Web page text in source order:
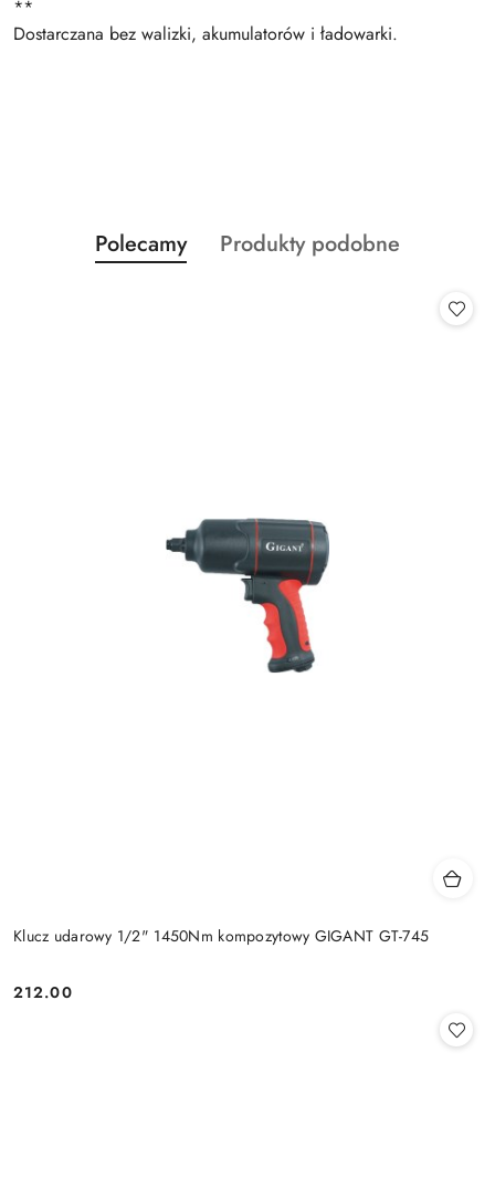
**
Dostarczana bez walizki, akumulatorów i ładowarki.
Pomiń karuzelę produktów
Produkty
o
Polecamy
Produkty
Produkty podobne
Klucz udarowy 1/2" 1450Nm kompozytowy GIGANT GT-745
Cena:
212.00